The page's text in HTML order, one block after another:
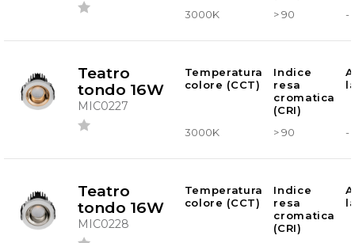
3000K > 90 -
Teatro
tondo 16W
MIC0227
Temperatura
colore (CCT)
Indice
resa
cromatica
(CRI)
3000K > 90 -
Teatro
tondo 16W
MIC0228
Temperatura
colore (CCT)
Indice
resa
cromatica
(CRI)